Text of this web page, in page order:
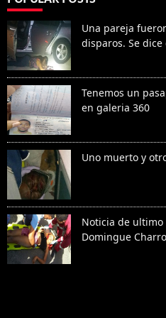
Una pareja
disparos. Se
Tenemos un
en galeria 360
Uno muerto y
Noticia de
Domingue Charro